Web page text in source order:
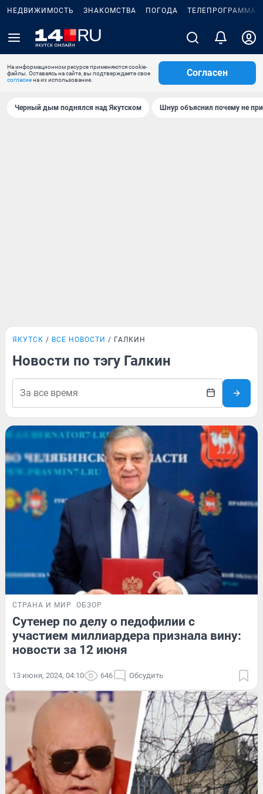
НЕДВИЖИМОСТЬ ЗНАКОМСТВА ПОГОДА ТЕЛЕПРОГРАММА
На информационном ресурсе применяются cookie-
файлы. Оставаясь на сайте, вы подтверждаете свое
согласиена их использование.
Согласен
Черный дым поднялся над Якутском Шнур объяснил почему не
ЯКУТСК ВСЕ НОВОСТИ ГАЛКИН
Новости по тэгу Галкин
СТРАНА И МИР ОБЗОР
Сутенер по делу о педофилии с
участием миллиардера признала вину:
новости за 12 июня
13 июня, 2024, 04:10 646 Обсудить